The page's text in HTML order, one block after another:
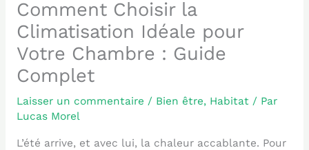
Comment Choisir la
Climatisation Idéale pour
Votre Chambre : Guide
Complet
Laisser un commentaire / Bien être, Habitat / Par
Lucas Morel
L’été arrive, et avec lui, la chaleur accablante. Pour